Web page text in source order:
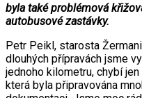
byla také problémová
autobusové zastávky.
Petr Peikl, starosta
dlouhých přípravách jsme
jednoho kilometru, chybí
která byla připravována